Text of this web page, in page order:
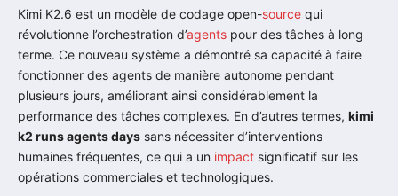
Kimi K2.6 est un modèle de codage open-source qui
révolutionne l’orchestration d’agents pour des tâches à long
terme. Ce nouveau système a démontré sa capacité à faire
fonctionner des agents de manière autonome pendant
plusieurs jours, améliorant ainsi considérablement la
performance des tâches complexes. En d’autres termes, kimi
k2 runs agents days sans nécessiter d’interventions
humaines fréquentes, ce qui a un impact significatif sur les
opérations commerciales et technologiques.